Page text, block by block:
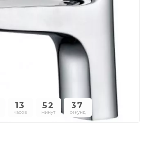
13
часов
52
минут
37
секунд